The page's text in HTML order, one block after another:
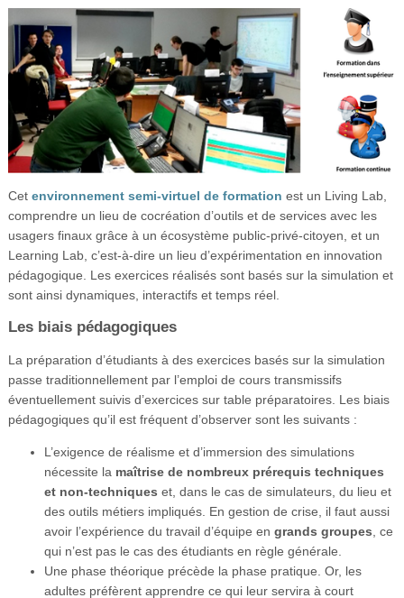
Cet environnement semi-virtuel de formation est un Living Lab,
comprendre un lieu de cocréation d’outils et de services avec les
usagers finaux grâce à un écosystème public-privé-citoyen, et un
Learning Lab, c’est-à-dire un lieu d’expérimentation en innovation
pédagogique. Les exercices réalisés sont basés sur la simulation et
sont ainsi dynamiques, interactifs et temps réel.
Les biais pédagogiques
La préparation d’étudiants à des exercices basés sur la simulation
passe traditionnellement par l’emploi de cours transmissifs
éventuellement suivis d’exercices sur table préparatoires. Les biais
pédagogiques qu’il est fréquent d’observer sont les suivants :
L’exigence de réalisme et d’immersion des simulations
nécessite la maîtrise de nombreux prérequis techniques
et non-techniques et, dans le cas de simulateurs, du lieu et
des outils métiers impliqués. En gestion de crise, il faut aussi
avoir l’expérience du travail d’équipe en grands groupes, ce
qui n’est pas le cas des étudiants en règle générale.
Une phase théorique précède la phase pratique. Or, les
adultes préfèrent apprendre ce qui leur servira à court